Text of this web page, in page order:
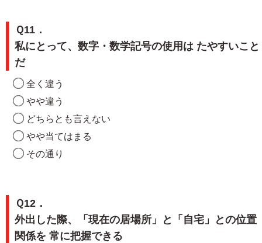
Ｑ11．
私にとって、数字・数学記号の使用は たやすいこと
だ
全く違う
やや違う
どちらとも言えない
やや当てはまる
その通り
Ｑ12．
外出した際、「現在の居場所」と「自宅」との位置
関係を 常に把握できる